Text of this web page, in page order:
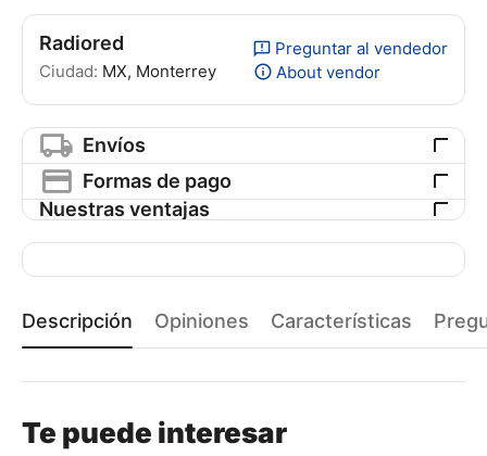
Radiored
Ciudad: MX, Monterrey
Preguntar al vendedor
About vendor
Envíos
Formas de pago
Nuestras ventajas
Descripción Opiniones Características
Te puede interesar